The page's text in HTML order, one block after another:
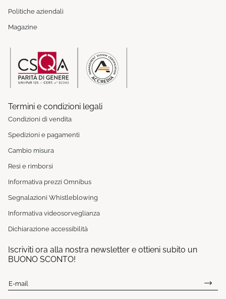
Politiche aziendali
Magazine
Termini e condizioni legali
Condizioni di vendita
Spedizioni e pagamenti
Cambio misura
Resi e rimborsi
Informativa prezzi Omnibus
Segnalazioni Whistleblowing
Informativa videosorveglianza
Dichiarazione accessibilità
Iscriviti ora alla nostra newsletter e ottieni subito un
BUONO SCONTO!
E-mail